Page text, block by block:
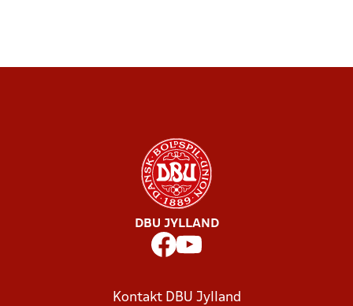
DBU JYLLAND
Kontakt DBU Jylland